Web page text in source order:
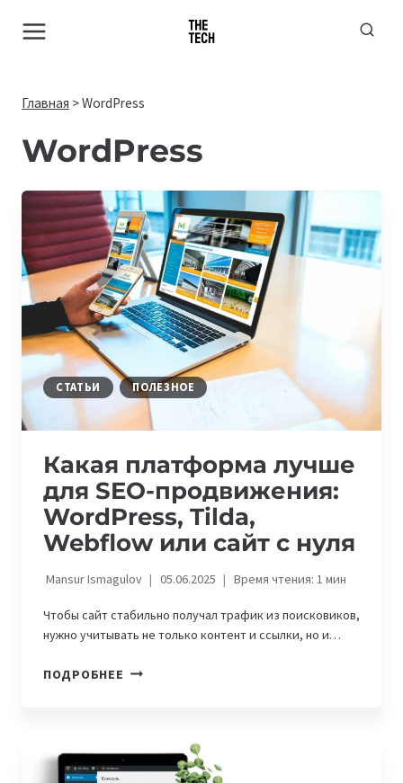
Главная >WordPress
WordPress
СТАТЬИ ПОЛЕЗНОЕ
Какая платформа лучше
для SEO-продвижения:
WordPress, Tilda,
Webflow или сайт с нуля
Mansur Ismagulov 05.06.2025 Время чтения: 1мин
Чтобы сайт стабильно получал трафик из поисковиков,
нужно учитывать не только контент и ссылки, но и…
ПОДРОБНЕЕ КАКАЯ
SEO-
ПРОДВИЖЕНИЯ: